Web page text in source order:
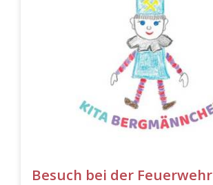
Besuch bei der Feuerwehr